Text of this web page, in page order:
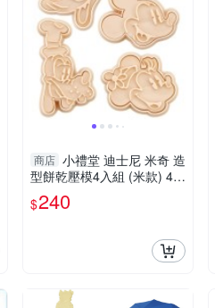
商店 小禮堂 迪士尼 米奇 造
型餅乾壓模4入組 (米款) 49
73307-549700
$240